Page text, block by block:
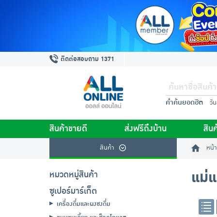
ติดต่อสอบถาม 1371
คำค้นยอดฮิต วั
สินค้าขายดี ส่งฟรีถึงบ้าน สิน
สินค้า หน้
หมวดหมู่สินค้า
ซูเปอร์มาร์เก็ต
เครื่องดื่มและผงชงดื่ม
แม่